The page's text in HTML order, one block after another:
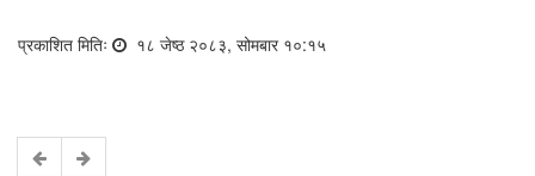
प्रकाशित मितिः १८ जेष्ठ २०८३, सोमबार १०:१५